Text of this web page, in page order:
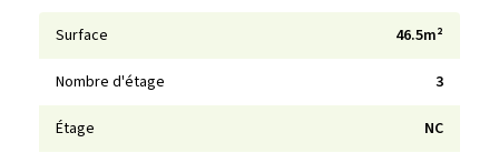
Surface 46.5m²
Nombre d'étage 3
Étage NC